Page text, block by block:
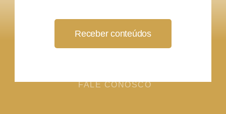
Receber conteúdos
FALE CONOSCO